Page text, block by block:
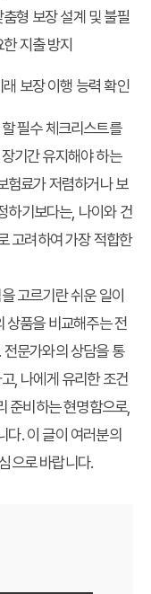
춤형 보장 설계 및 불필
한 지출 방지
래 보장 이행 능력 확인
할필수 체크리스트를
기간 유지해야 하는
험료가 저렴하거나 보
하기보다는, 나이와 건
고려하여 가장 적합한
고르기란 쉬운 일이
상품을 비교해주는 전
문가와의 상담을 통
, 나에게 유리한 조건
준비하는 현명함으로,
다. 이 글이 여러분의
으로 바랍니다.